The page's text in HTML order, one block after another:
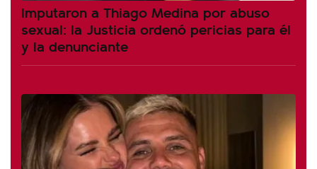
Imputaron a Thiago Medina por abuso
sexual: la Justicia ordenó pericias para él
y la denunciante